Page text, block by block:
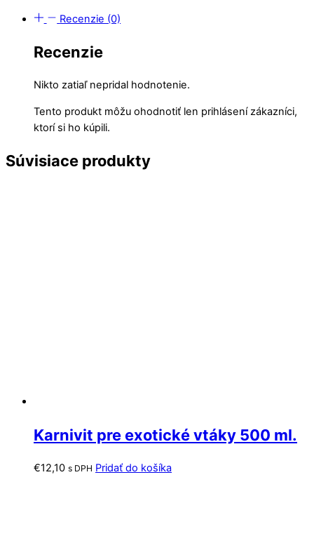
Recenzie (0)
Recenzie
Nikto zatiaľ nepridal hodnotenie.
Tento produkt môžu ohodnotiť len prihlásení zákazníci,
ktorí si ho kúpili.
Súvisiace produkty
Karnivit pre exotické vtáky 500 ml.
€12,10 s DPH Pridať do košíka